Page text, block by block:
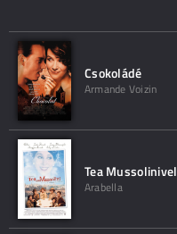
Csokoládé
Armande Voizin
Tea Mussolinivel
Arabella